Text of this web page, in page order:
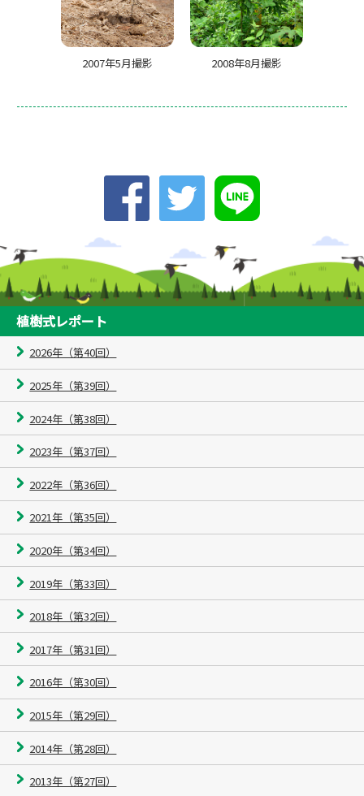
2007年5月撮影 2008年8月撮影
植樹式レポート
2026年（第40回）
2025年（第39回）
2024年（第38回）
2023年（第37回）
2022年（第36回）
2021年（第35回）
2020年（第34回）
2019年（第33回）
2018年（第32回）
2017年（第31回）
2016年（第30回）
2015年（第29回）
2014年（第28回）
2013年（第27回）